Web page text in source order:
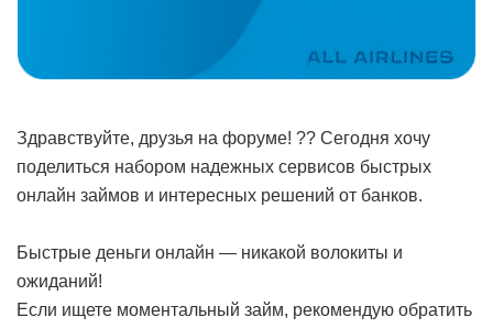
Здравствуйте, друзья на форуме! ?? Сегодня хочу
поделиться набором надежных сервисов быстрых
онлайн займов и интересных решений от банков.
Быстрые деньги онлайн — никакой волокиты и
ожиданий!
Если ищете моментальный займ, рекомендую обратить